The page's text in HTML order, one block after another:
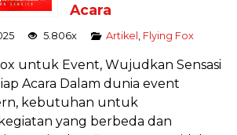
Acara
5.806x Artikel Flying Fox
untuk Event, Wujudkan Sensasi
Acara Dalam dunia event
kebutuhan untuk
yang berbeda dan